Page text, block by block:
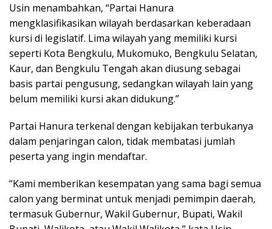
Usin menambahkan, “Partai Hanura
mengklasifikasikan wilayah berdasarkan keberadaan
kursi di legislatif. Lima wilayah yang memiliki kursi
seperti Kota Bengkulu, Mukomuko, Bengkulu Selatan,
Kaur, dan Bengkulu Tengah akan diusung sebagai
basis partai pengusung, sedangkan wilayah lain yang
belum memiliki kursi akan didukung.”
Partai Hanura terkenal dengan kebijakan terbukanya
dalam penjaringan calon, tidak membatasi jumlah
peserta yang ingin mendaftar.
“Kami memberikan kesempatan yang sama bagi semua
calon yang berminat untuk menjadi pemimpin daerah,
termasuk Gubernur, Wakil Gubernur, Bupati, Wakil